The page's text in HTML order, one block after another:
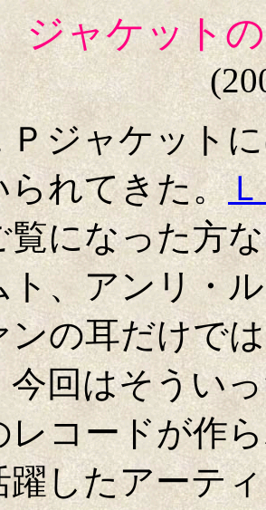
ジャケット
ジャケットに
られてきた。
覧になった方
ト、アンリ・
ンの耳だけで
今回はそうい
レコードが作
躍したアーテ